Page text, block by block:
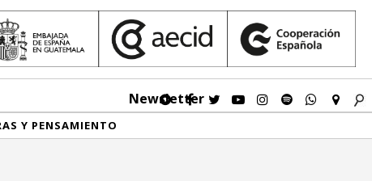
Newsletter
Y PENSAMIENTO